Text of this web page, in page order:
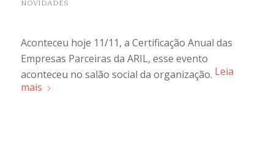
NOVIDADES
Aconteceu hoje 11/11, a Certificação Anual das
Empresas Parceiras da ARIL, esse evento
aconteceu no salão social da organização. Leia
mais